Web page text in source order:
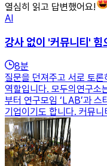
열심히 읽고 답변했어요!
AI
강사 없이 '커뮤니티'
8분
질문을 던져주고 서로 토론
역할입니다. 모두의연구소
부터 연구모임 ‘LAB’과 스
기업이기도 합니다. 커뮤